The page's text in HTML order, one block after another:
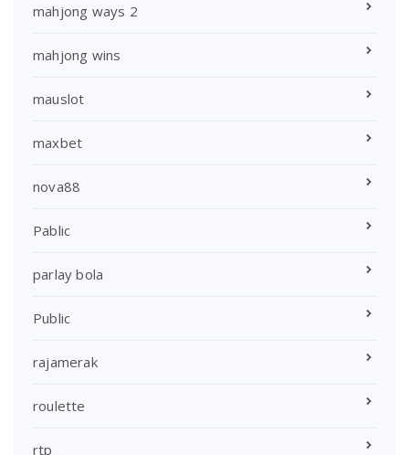
mahjong ways 2
mahjong wins
mauslot
maxbet
nova88
Pablic
parlay bola
Public
rajamerak
roulette
rtp